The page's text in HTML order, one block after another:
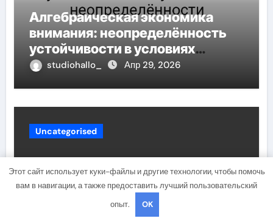
Алгебраическая экономика
внимания: неопределённость
устойчивости в условиях
неопределённости
studiohallo_ Апр 29, 2026
Uncategorised
Этот сайт использует куки-файлы и другие технологии, чтобы помочь
вам в навигации, а также предоставить лучший пользовательский
опыт.
OK